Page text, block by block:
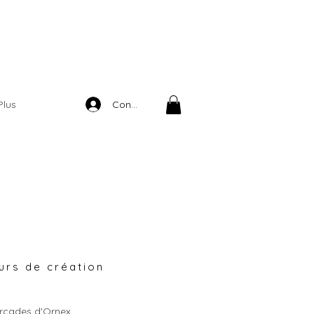
Connexion
de création